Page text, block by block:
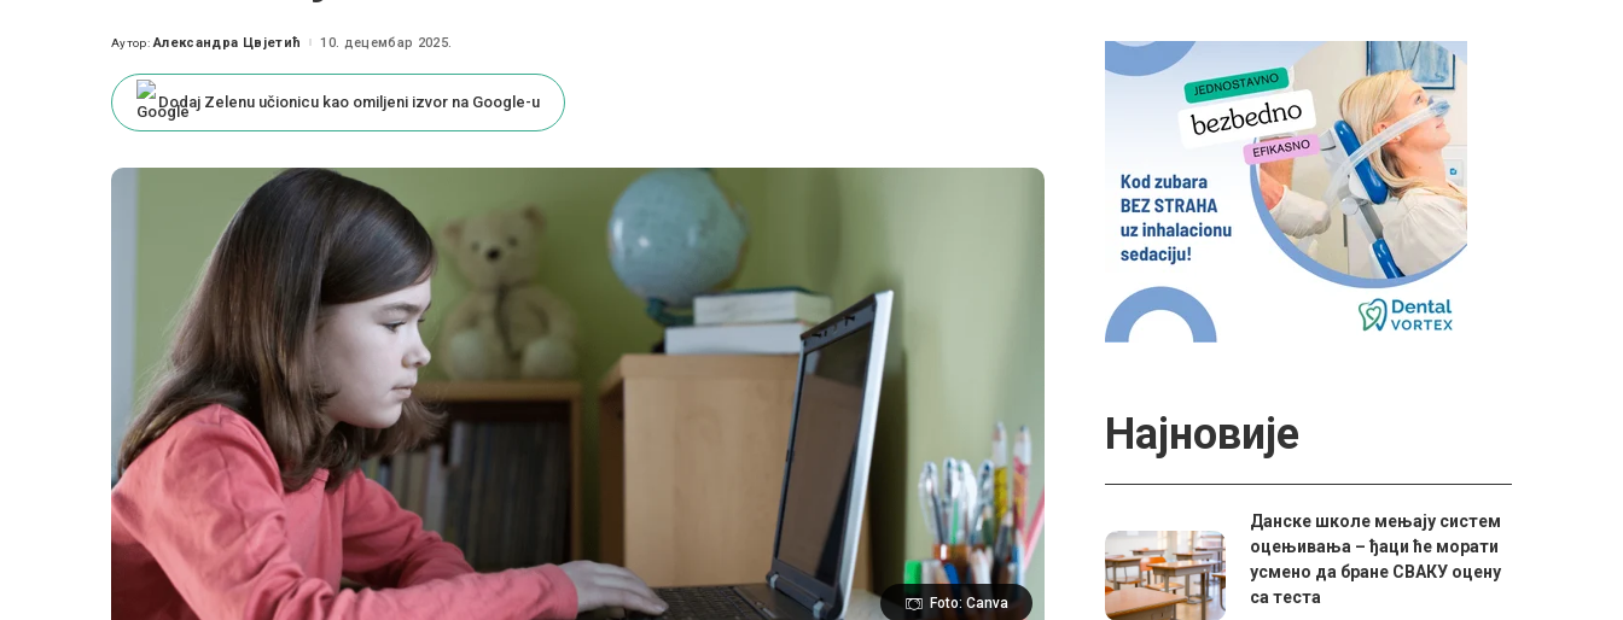
Posted
Аутор: Александра Цвјетић 10. децембар 2025.
Dodaj Zelenu učionicu kao omiljeni izvor na Google-u
Foto: Canva
Најновије
Данске школе мењају систем
оцењивања – ђаци ће морати
усмено да бране СВАКУ оцену
са теста